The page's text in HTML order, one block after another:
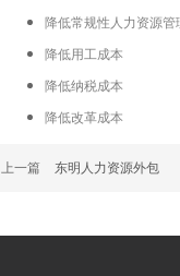
降低常规性人力资源管
降低用工成本
降低纳税成本
降低改革成本
上一篇 东明人力资源外包